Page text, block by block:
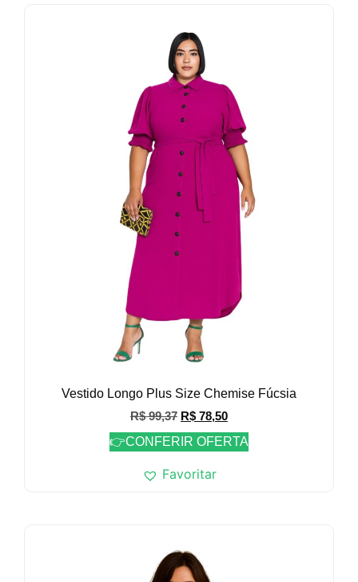
Vestido Longo Plus Size Chemise Fúcsia
R$99,37 R$ 78,50
👉CONFERIR OFERTA
Favoritar